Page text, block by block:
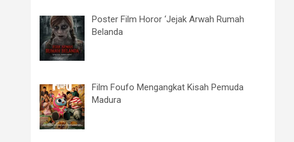
Poster Film Horor ‘Jejak Arwah Rumah
Belanda
Film Foufo Mengangkat Kisah Pemuda
Madura